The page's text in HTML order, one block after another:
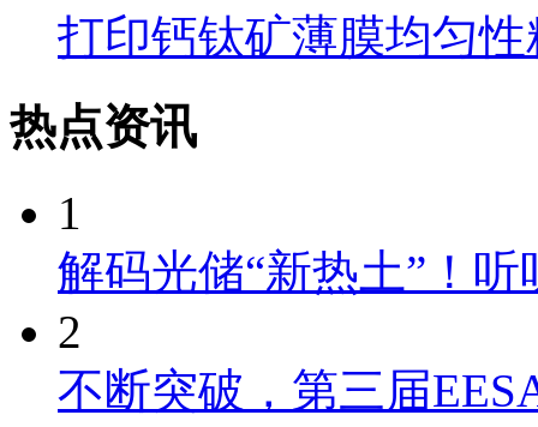
打印钙钛矿薄膜均匀
热点资讯
1
解码光储“新热土”！
2
不断突破，第三届